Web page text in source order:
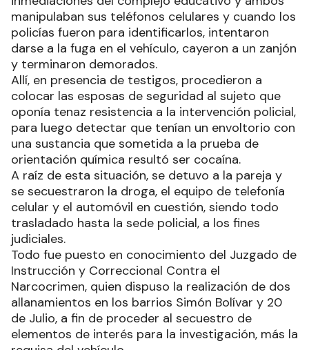
manipulaban sus teléfonos celulares y cuando los
policías fueron para identificarlos, intentaron
darse a la fuga en el vehículo, cayeron a un zanjón
y terminaron demorados.
Allí, en presencia de testigos, procedieron a
colocar las esposas de seguridad al sujeto que
oponía tenaz resistencia a la intervención policial,
para luego detectar que tenían un envoltorio con
una sustancia que sometida a la prueba de
orientación química resultó ser cocaína.
A raíz de esta situación, se detuvo a la pareja y
se secuestraron la droga, el equipo de telefonía
celular y el automóvil en cuestión, siendo todo
trasladado hasta la sede policial, a los fines
judiciales.
Todo fue puesto en conocimiento del Juzgado de
Instrucción y Correccional Contra el
Narcocrimen, quien dispuso la realización de dos
allanamientos en los barrios Simón Bolívar y 20
de Julio, a fin de proceder al secuestro de
elementos de interés para la investigación, más la